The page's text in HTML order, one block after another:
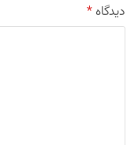
دیدگاه*